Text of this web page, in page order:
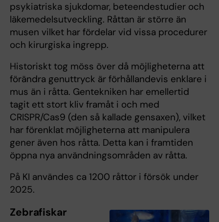
psykiatriska sjukdomar, beteendestudier och
läkemedelsutveckling. Råttan är större än
musen vilket har fördelar vid vissa procedurer
och kirurgiska ingrepp.
Historiskt tog möss över då möjligheterna att
förändra genuttryck är förhållandevis enklare i
mus än i råtta. Gentekniken har emellertid
tagit ett stort kliv framåt i och med
CRISPR/Cas9 (den så kallade gensaxen), vilket
har förenklat möjligheterna att manipulera
gener även hos råtta. Detta kan i framtiden
öppna nya användningsområden av råtta.
På KI användes ca 1200 råttor i försök under
2025.
Zebrafiskar